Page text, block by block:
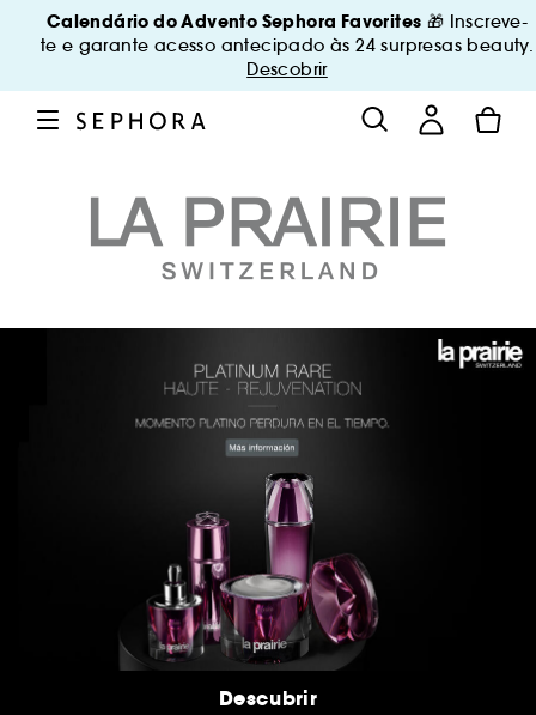
Calendário do Advento Sephora Favorites 🎁 Inscreve-
te e garante acesso antecipado às 24 surpresas beauty.
Descobrir
Descubrir